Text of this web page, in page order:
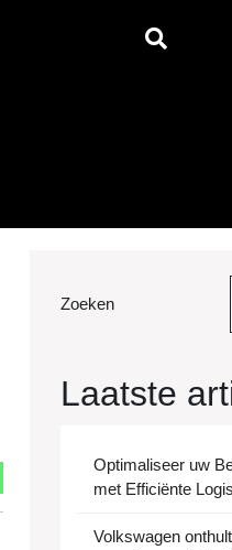
Zoeken
Laatste
Optimaliseer uw
met Efficiënte
Volkswagen